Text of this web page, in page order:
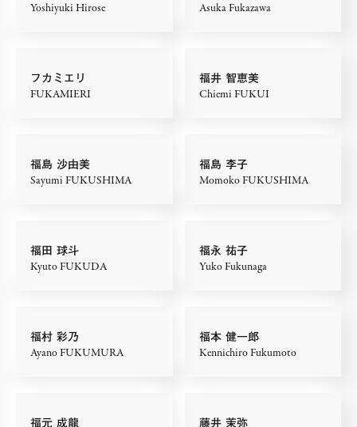
Yoshiyuki Hirose Asuka Fukazawa
フカミエリ
FUKAMIERI
福井 智恵美
Chiemi FUKUI
福島 沙由美
Sayumi FUKUSHIMA
福島 李子
Momoko FUKUSHIMA
福田 球斗
Kyuto FUKUDA
福永 祐子
Yuko Fukunaga
福村 彩乃
Ayano FUKUMURA
福本 健一郎
Kennichiro Fukumoto
福元 成龍 藤井 茉弥